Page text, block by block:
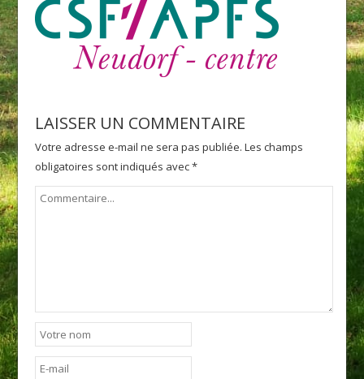
LAISSER UN COMMENTAIRE
Votre adresse e-mail ne sera pas publiée. Les champs
obligatoires sont indiqués avec*